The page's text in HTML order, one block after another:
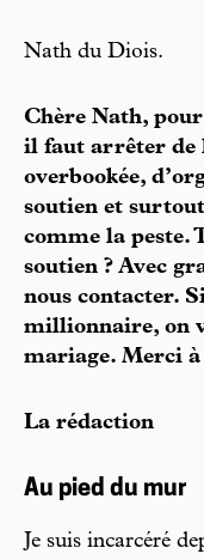
Nath du Diois.
Chère Nath,
il faut arrêter de
overbookée,
soutien et
comme la peste.
soutien ? Avec
nous contacter.
millionnaire, on
mariage. Merci
La rédaction
Au pied du mur
Je suis incarcéré